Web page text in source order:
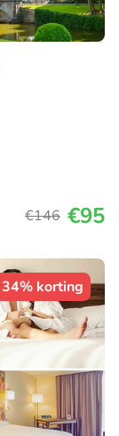
€146 €95
34% korting